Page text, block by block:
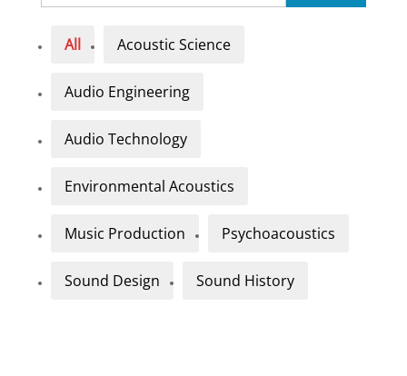
All Acoustic Science
Audio Engineering
Audio Technology
Environmental Acoustics
Music Production Psychoacoustics
Sound Design Sound History